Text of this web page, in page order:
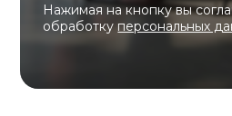
Нажимая на кнопку вы
обработкуперсональных